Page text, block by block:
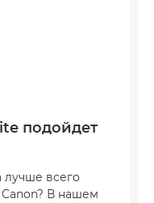
подойдет
лучше всего
В нашем